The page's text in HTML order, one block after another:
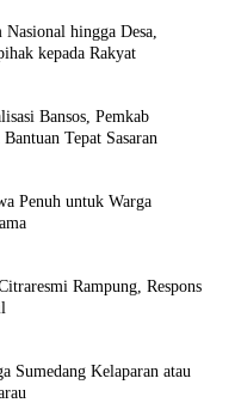
hingga Desa,
kepada Rakyat
Bansos, Pemkab
Tepat Sasaran
Penuh untuk Warga
Rampung, Respons
Sumedang Kelaparan atau